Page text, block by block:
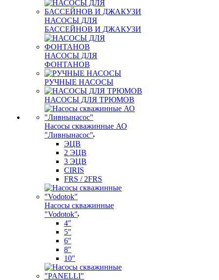
НАСОСЫ ДЛЯ
БАССЕЙНОВ И ДЖАКУЗИ
НАСОСЫ ДЛЯ
ФОНТАНОВ
РУЧНЫЕ НАСОСЫ
НАСОСЫ ДЛЯ ТРЮМОВ
Насосы скважинные АО
"Ливнынасос"
ЭЦВ
2 ЭЦВ
3 ЭЦВ
CIRIS
FRS / 2FRS
Насосы скважинные
"Vodotok"
4"
5"
6"
8"
10"